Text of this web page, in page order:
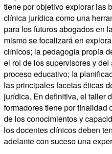
tiene por objetivo explorar las
clínica jurídica como una
para los futuros abogados en
mismo se focalizará en
clínicos; la pedagogía propia
el rol de los supervisores y
proceso educativo; la
las principales facetas éticas
jurídica. En definitiva, el taller
formadores tiene por finalidad
de los conocimientos y
los docentes clínicos deben
adelante con suceso una